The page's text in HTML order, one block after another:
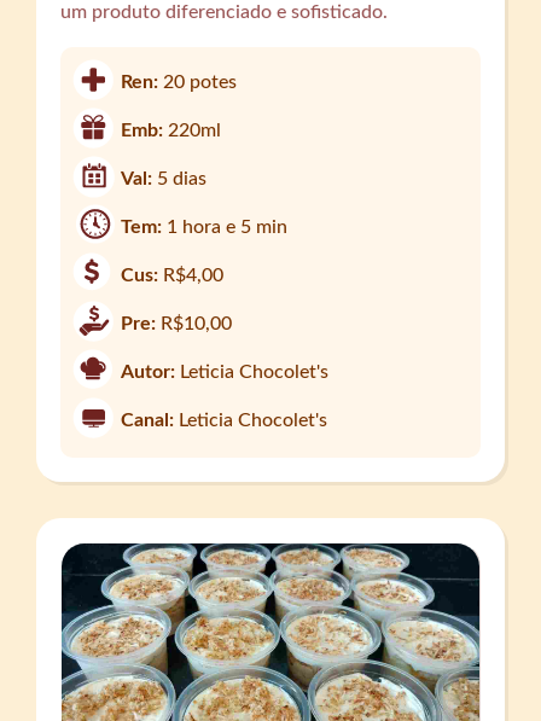
um produto diferenciado e sofisticado.
Ren:20 potes
Emb:220ml
Val: 5 dias
Tem: 1 hora e 5 min
Cus: R$4,00
Pre: R$10,00
Autor: Leticia Chocolet's
Canal: Leticia Chocolet's